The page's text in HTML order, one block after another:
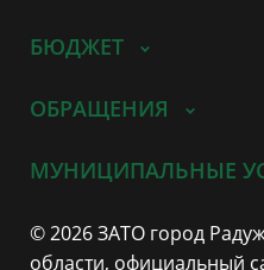
БЮДЖЕТ
ОБРАЩЕНИЯ
МУНИЦИПАЛЬНЫЕ
© 2026 ЗАТО город
области, официальный